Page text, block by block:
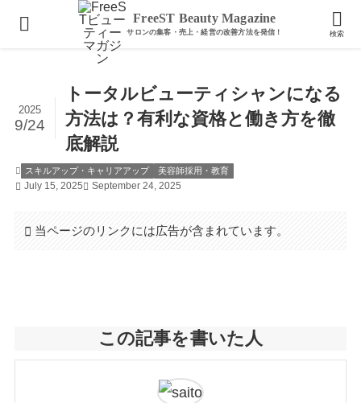
FreeST Beauty Magazine
検索
ホーム スキルアップ・キャリアアップ
トータルビューティシャンになる
方法は？有利な資格と働き方を徹
底解説
2025
9/24
スキルアップ・キャリアアップ 美容師採用・教育
July 15, 2025 September 24, 2025
当ページのリンクには広告が含まれています。
この記事を書いた人